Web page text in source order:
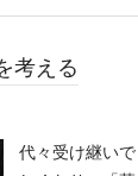
考える
代々受け継い